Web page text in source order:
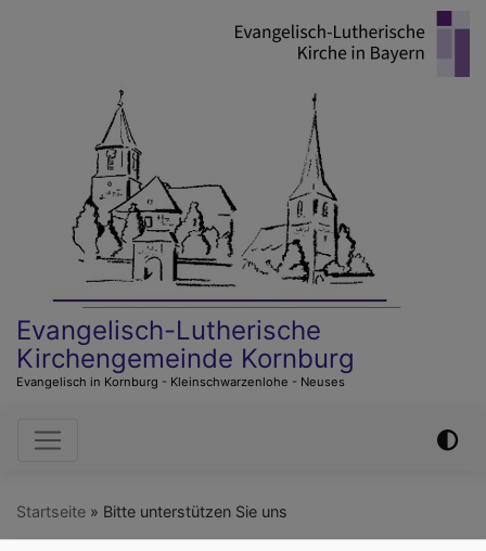
Evangelisch-Lutherische
Kirchengemeinde Kornburg
Evangelisch in Kornburg - Kleinschwarzenlohe - Neuses
Hauptnavigation
Startseite Bitte unterstützen Sie uns